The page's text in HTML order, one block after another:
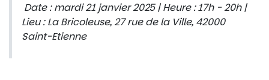
Date : mardi 21 janvier 2025 | Heure : 17h - 20h |
Lieu : La Bricoleuse, 27 rue de la Ville, 42000
Saint-Etienne